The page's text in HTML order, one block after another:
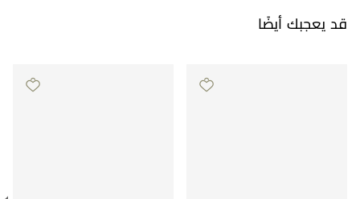
قد يعجبك أيضًا